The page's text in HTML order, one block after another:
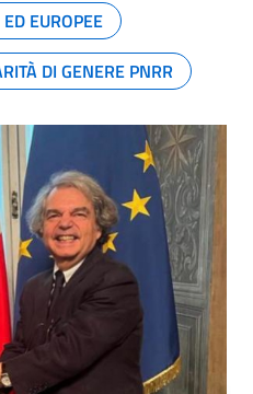
EUROPEE
DI GENERE PNRR